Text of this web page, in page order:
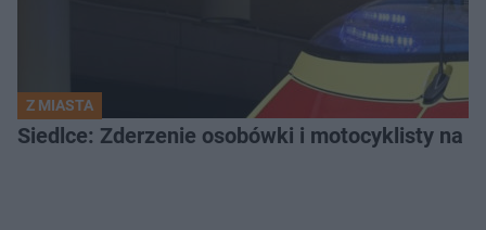
Z MIASTA
Siedlce: Zderzenie osobówki i motocyklisty na